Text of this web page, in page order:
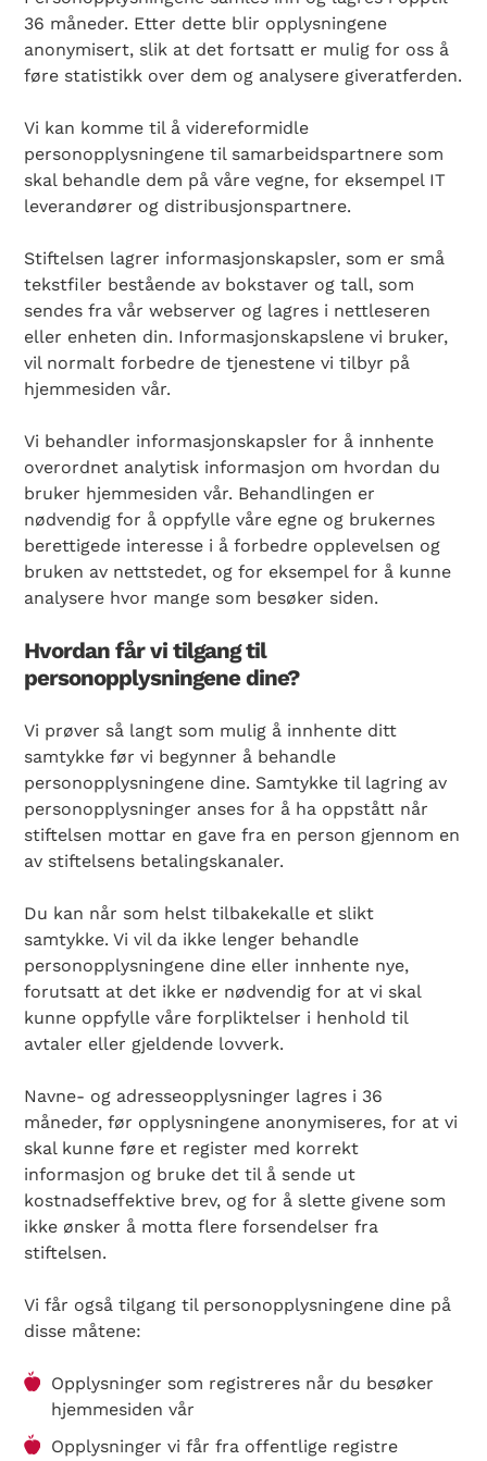
Search Diabetes Wellness Norge
36 måneder. Etter dette blir opplysningene
anonymisert, slik at det fortsatt er mulig for oss å
føre statistikk over dem og analysere giveratferden.
Vi kan komme til å videreformidle
personopplysningene til samarbeidspartnere som
skal behandle dem på våre vegne, for eksempel IT
leverandører og distribusjonspartnere.
Stiftelsen lagrer informasjonskapsler, som er små
tekstfiler bestående av bokstaver og tall, som
sendes fra vår webserver og lagres i nettleseren
eller enheten din. Informasjonskapslene vi bruker,
vil normalt forbedre de tjenestene vi tilbyr på
hjemmesiden vår.
Vi behandler informasjonskapsler for å innhente
overordnet analytisk informasjon om hvordan du
bruker hjemmesiden vår. Behandlingen er
nødvendig for å oppfylle våre egne og brukernes
berettigede interesse i å forbedre opplevelsen og
bruken av nettstedet, og for eksempel for å kunne
analysere hvor mange som besøker siden.
Hvordan får vi tilgang til
personopplysningene dine?
Vi prøver så langt som mulig å innhente ditt
samtykke før vi begynner å behandle
personopplysningene dine. Samtykke til lagring av
personopplysninger anses for å ha oppstått når
stiftelsen mottar en gave fra en person gjennom en
av stiftelsens betalingskanaler.
Du kan når som helst tilbakekalle et slikt
samtykke. Vi vil da ikke lenger behandle
personopplysningene dine eller innhente nye,
forutsatt at det ikke er nødvendig for at vi skal
kunne oppfylle våre forpliktelser i henhold til
avtaler eller gjeldende lovverk.
Navne- og adresseopplysninger lagres i 36
måneder, før opplysningene anonymiseres, for at vi
skal kunne føre et register med korrekt
informasjon og bruke det til å sende ut
kostnadseffektive brev, og for å slette givene som
ikke ønsker å motta flere forsendelser fra
stiftelsen.
Vi får også tilgang til personopplysningene dine på
disse måtene:
Opplysninger som registreres når du besøker
hjemmesiden vår
Opplysninger vi får fra offentlige registre